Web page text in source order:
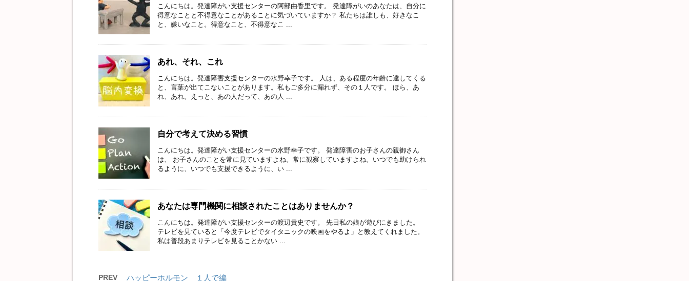
こんにちは。発達障がい支援センターの阿部由香里です。 発達障がいのあなたは、自分に
得意なことと不得意なことがあることに気づいていますか？ 私たちは誰しも、好きなこ
と、嫌いなこと。得意なこと、不得意なこ ...
あれ、それ、これ
こんにちは。発達障害支援センターの水野幸子です。 人は、ある程度の年齢に達してくる
と、言葉が出てこないことがあります。私もご多分に漏れず、その１人です。 ほら、あ
れ、あれ。えっと、あの人だって、あの人 ...
自分で考えて決める習慣
こんにちは。発達障がい支援センターの水野幸子です。 発達障害のお子さんの親御さん
は、 お子さんのことを常に見ていますよね。常に観察していますよね。いつでも助けられ
るように、いつでも支援できるように、い ...
あなたは専門機関に相談されたことはありませんか？
こんにちは。発達障がい支援センターの渡辺貴史です。 先日私の娘が遊びにきました。
テレビを見ていると「今度テレビでタイタニックの映画をやるよ」と教えてくれました。
私は普段あまりテレビを見ることかない ...
PREV ハッピーホルモン １人で編